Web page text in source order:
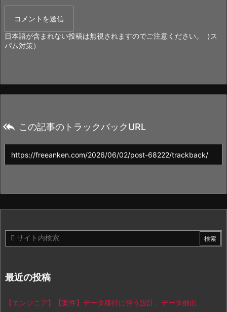
日本語が含まれない投稿は無視されますのでご注意ください。（ス
パム対策）
 この記事のトラックバックURL
最近の投稿
【エンジニア】【案件】データ移行に伴う設計、データ抽出